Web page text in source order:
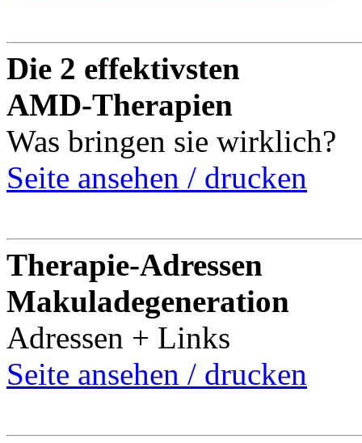
Die 2 effektivsten
AMD-Therapien
Was bringen sie wirklich?
Seite ansehen / drucken
Therapie-Adressen
Makuladegeneration
Adressen + Links
Seite ansehen / drucken